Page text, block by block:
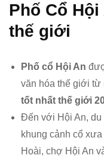
Phố Cổ
thế giới
Phố cổ Hội An
văn hóa thế giới từ
tốt nhất thế giới
Đến với Hội An,
khung cảnh cổ
Hoài, chợ Hội An